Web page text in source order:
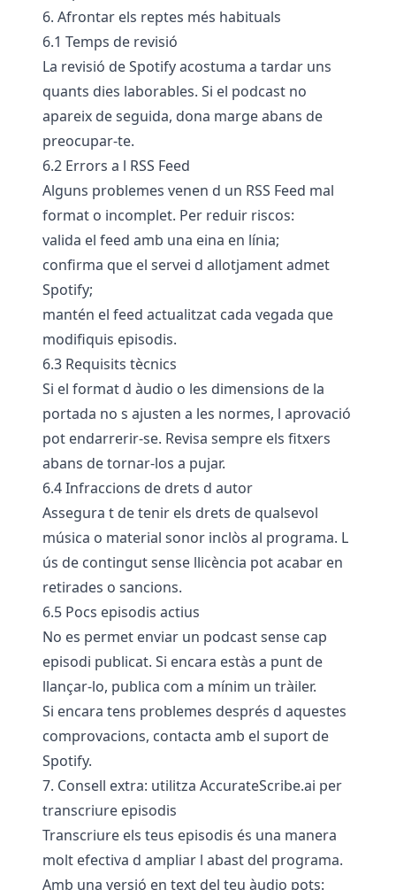
6. Afrontar els reptes més habituals
6.1 Temps de revisió
La revisió de Spotify acostuma a tardar uns
quants dies laborables. Si el podcast no
apareix de seguida, dona marge abans de
preocupar-te.
6.2 Errors a l RSS Feed
Alguns problemes venen d un RSS Feed mal
format o incomplet. Per reduir riscos:
valida el feed amb una eina en línia;
confirma que el servei d allotjament admet
Spotify;
mantén el feed actualitzat cada vegada que
modifiquis episodis.
6.3 Requisits tècnics
Si el format d àudio o les dimensions de la
portada no s ajusten a les normes, l aprovació
pot endarrerir-se. Revisa sempre els fitxers
abans de tornar-los a pujar.
6.4 Infraccions de drets d autor
Assegura t de tenir els drets de qualsevol
música o material sonor inclòs al programa. L
ús de contingut sense llicència pot acabar en
retirades o sancions.
6.5 Pocs episodis actius
No es permet enviar un podcast sense cap
episodi publicat. Si encara estàs a punt de
llançar-lo, publica com a mínim un tràiler.
Si encara tens problemes després d aquestes
comprovacions, contacta amb el suport de
Spotify.
7. Consell extra: utilitza AccurateScribe.ai per
transcriure episodis
Transcriure els teus episodis és una manera
molt efectiva d ampliar l abast del programa.
Amb una versió en text del teu àudio pots: